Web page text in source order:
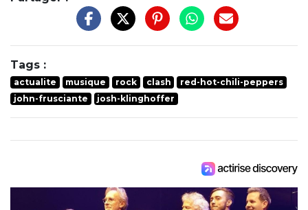
Tags :
actualite musique rock clash
red-hot-chili-peppers
john-frusciante
josh-klinghoffer